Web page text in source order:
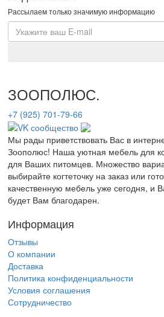
Рассылаем только значимую информацию
ЗООПОЛЮС.
+7 (925) 701-79-66
Мы рады приветствовать Вас в
Зоополюс! Наша уютная мебель для
для Ваших питомцев. Множество
выбирайте когтеточку на заказ или
качественную мебель уже сегодня, и
будет Вам благодарен.
Информация
Отзывы
О компании
Доставка
Политика конфиденциальности
Условия соглашения
Сотрудничество